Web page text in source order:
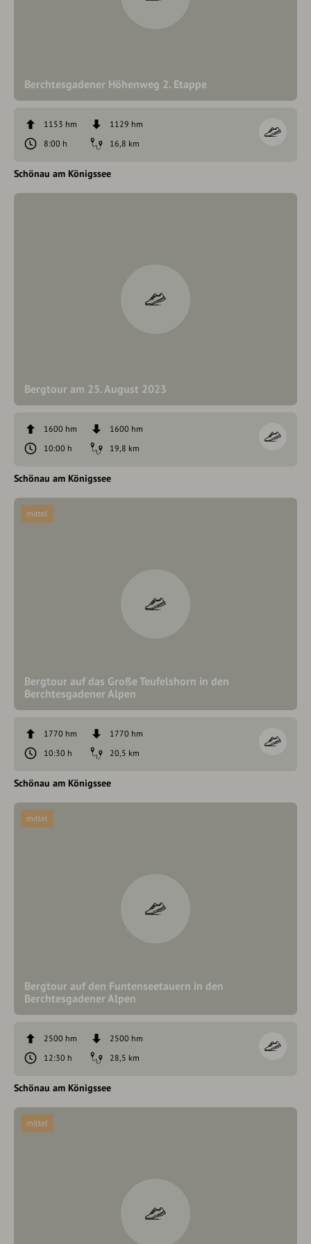
Berchtesgadener Höhenweg 2. Etappe
1153 hm
1129 hm
8:00 h
16,8 km
Schönau am Königssee
Bergtour am 25. August 2023
1600 hm
1600 hm
10:00 h
19,8 km
Schönau am Königssee
Bergtour auf das Große Teufelshorn in den
Berchtesgadener Alpen
mittel
1770 hm
1770 hm
10:30 h
20,5 km
Schönau am Königssee
Bergtour auf den Funtenseetauern in den
Berchtesgadener Alpen
mittel
2500 hm
2500 hm
12:30 h
28,5 km
Schönau am Königssee
mittel